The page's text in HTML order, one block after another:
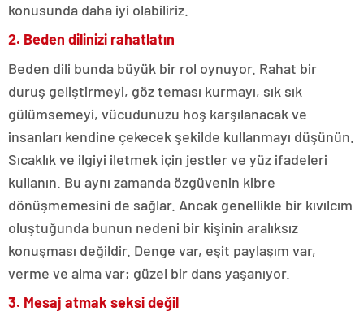
konusunda daha iyi olabiliriz.
2. Beden dilinizi rahatlatın
Beden dili bunda büyük bir rol oynuyor. Rahat bir
duruş geliştirmeyi, göz teması kurmayı, sık sık
gülümsemeyi, vücudunuzu hoş karşılanacak ve
insanları kendine çekecek şekilde kullanmayı düşünün.
Sıcaklık ve ilgiyi iletmek için jestler ve yüz ifadeleri
kullanın. Bu aynı zamanda özgüvenin kibre
dönüşmemesini de sağlar. Ancak genellikle bir kıvılcım
oluştuğunda bunun nedeni bir kişinin aralıksız
konuşması değildir. Denge var, eşit paylaşım var,
verme ve alma var; güzel bir dans yaşanıyor.
3. Mesaj atmak seksi değil